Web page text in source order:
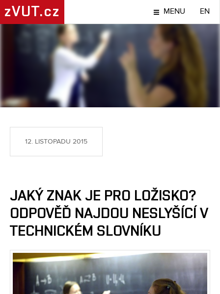
zVUT.cz MENU EN
NÁPADY A OBJEVY
12. LISTOPADU 2015
JAKÝ ZNAK JE PRO LOŽISKO?
ODPOVĚĎ NAJDOU NESLYŠÍCÍ V
TECHNICKÉM SLOVNÍKU